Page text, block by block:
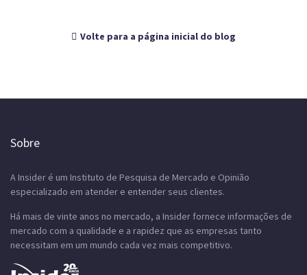
Volte para a página inicial do blog
Sobre
A Insider é um Instituto de Pesquisa de Mercado e Opinião
especializado em atender e entender seus clientes.
Há mais de vinte anos no mercado, a Insider fornece informações de
mercado com a qualidade e a rapidez que as empresas tanto
necessitam em um mundo cada vez mais competitivo.